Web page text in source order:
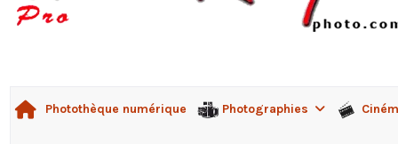
Photothèque numérique Photographies